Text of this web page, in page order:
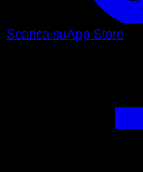
Scarica suApp Store